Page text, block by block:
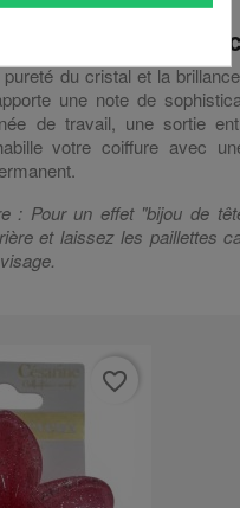
de lumière pour
du cristal et la
une note de
de travail, une sortie
votre coiffure avec
: Pour un effet "bijou de
et laissez les paillettes
favorite_border